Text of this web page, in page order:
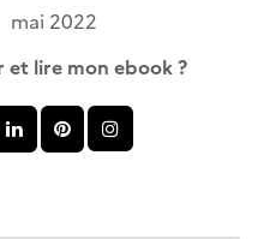
mai 2022
lire mon ebook ?